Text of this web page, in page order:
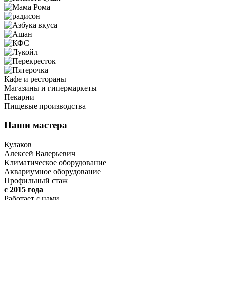
Кафе и рестораны
Магазины и гипермаркеты
Пекарни
Пищевые производства
Наши мастера
Кулаков
Алексей Валерьевич
Климатическое оборудование
Аквариумное оборудование
Профильный стаж
с 2015 года
Работает с нами